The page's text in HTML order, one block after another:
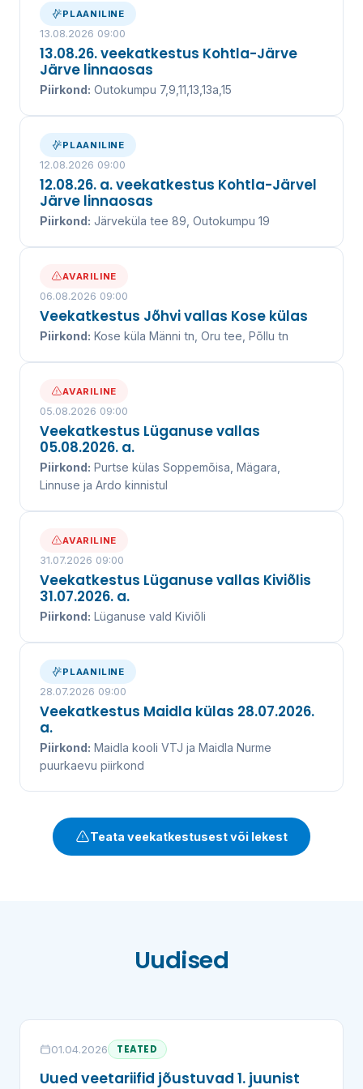
kanalisatsiooniteenuse juba üle 20 aasta.
VEEKATKESTUSED
PLAANILINE
13.08.2026 09:00
13.08.26. veekatkestus Kohtla-Järve
Järve linnaosas
Piirkond: Outokumpu 7,9,11,13,13a,15
PLAANILINE
12.08.2026 09:00
12.08.26. a. veekatkestus Kohtla-Järvel
Järve linnaosas
Piirkond: Järveküla tee 89, Outokumpu 19
AVARILINE
06.08.2026 09:00
Veekatkestus Jõhvi vallas Kose külas
Piirkond: Kose küla Männi tn, Oru tee, Põllu tn
AVARILINE
05.08.2026 09:00
Veekatkestus Lüganuse vallas
05.08.2026. a.
Piirkond: Purtse külas Soppemõisa, Mägara,
Linnuse ja Ardo kinnistul
AVARILINE
31.07.2026 09:00
Veekatkestus Lüganuse vallas Kiviõlis
31.07.2026. a.
Piirkond: Lüganuse vald Kiviõli
PLAANILINE
28.07.2026 09:00
Veekatkestus Maidla külas 28.07.2026.
a.
Piirkond: Maidla kooli VTJ ja Maidla Nurme
puurkaevu piirkond
Teata veekatkestusest või lekest
Uudised
01.04.2026 TEATED
Uued veetariifid jõustuvad 1. juunist